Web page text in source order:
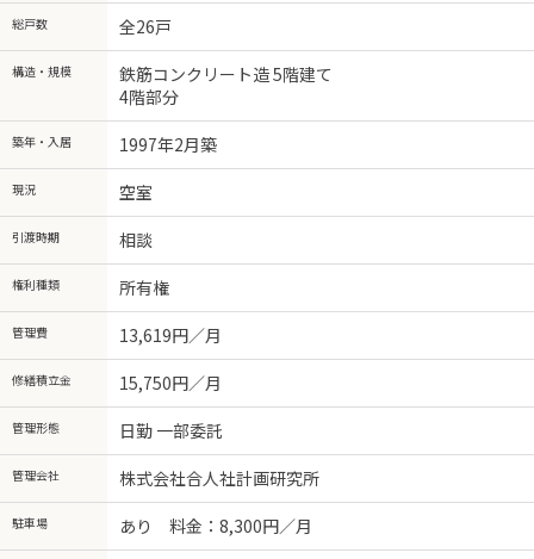
総戸数 全26戸
構造・規模
鉄筋コンクリート造 5階建て
4階部分
築年・入居 1997年2月築
現況 空室
引渡時期 相談
権利種類 所有権
管理費 13,619円／月
修繕積立金 15,750円／月
管理形態 日勤 一部委託
管理会社 株式会社合人社計画研究所
駐車場 あり 料金：8,300円／月